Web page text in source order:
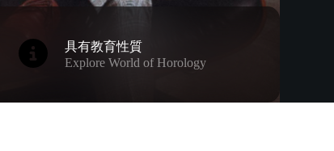
具有教育性質
Explore World of Horology